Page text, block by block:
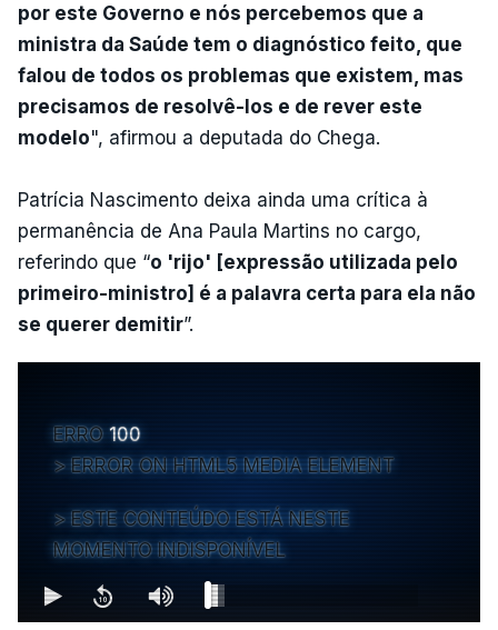
por este Governo e nós percebemos que a
ministra da Saúde tem o diagnóstico feito, que
falou de todos os problemas que existem, mas
precisamos de resolvê-los e de rever este
modelo", afirmou a deputada do Chega.
Patrícia Nascimento deixa ainda uma crítica à
permanência de Ana Paula Martins no cargo,
referindo que “o 'rijo' [expressão utilizada pelo
primeiro-ministro] é a palavra certa para ela não
se querer demitir”.
ERRO 100
ERROR ON HTML5 MEDIA ELEMENT
ESTE CONTEÚDO ESTÁ NESTE
MOMENTO INDISPONÍVEL